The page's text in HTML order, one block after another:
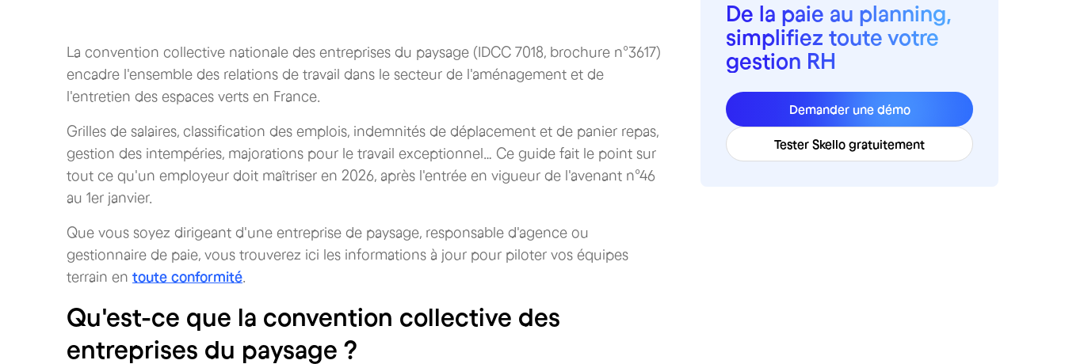
La convention collective nationale des entreprises du paysage (IDCC 7018, brochure n°3617)
encadre l'ensemble des relations de travail dans le secteur de l'aménagement et de
l'entretien des espaces verts en France.
Grilles de salaires, classification des emplois, indemnités de déplacement et de panier repas,
gestion des intempéries, majorations pour le travail exceptionnel… Ce guide fait le point sur
tout ce qu'un employeur doit maîtriser en 2026, après l'entrée en vigueur de l'avenant n°46
au 1er janvier.
Que vous soyez dirigeant d'une entreprise de paysage, responsable d'agence ou
gestionnaire de paie, vous trouverez ici les informations à jour pour piloter vos équipes
terrain en toute conformité.
Qu'est-ce que la convention collective des
entreprises du paysage ?
De la paie au planning,
simplifiez toute votre
gestion RH
Demander une démo
Tester Skello gratuitement